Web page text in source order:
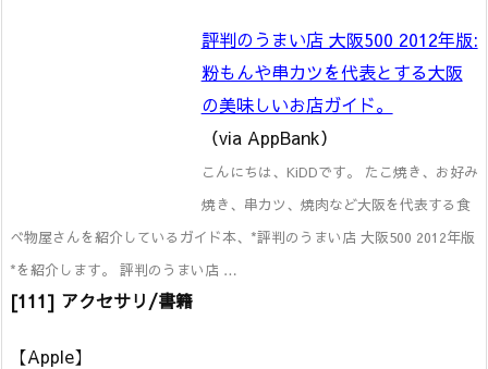
評判のうまい店 大阪500 2012年版:
粉もんや串カツを代表とする大阪
の美味しいお店ガイド。
（via AppBank）
こんにちは、KiDDです。 たこ焼き、お好み
焼き、串カツ、焼肉など大阪を代表する食
べ物屋さんを紹介しているガイド本、*評判のうまい店 大阪500 2012年版
*を紹介します。 評判のうまい店 …
[111] アクセサリ/書籍
【Apple】